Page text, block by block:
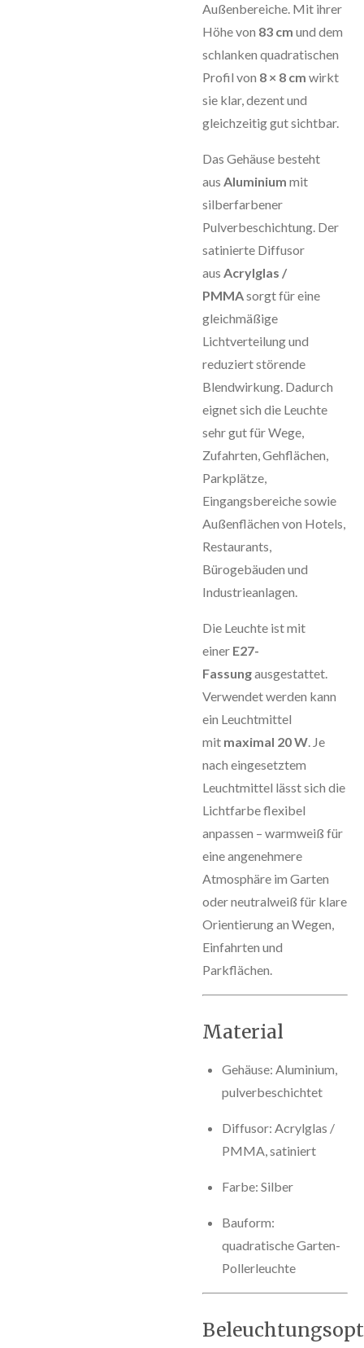
Außenbereiche. Mit ihrer
Höhe von 83 cm und dem
schlanken quadratischen
Profil von 8 × 8 cm wirkt
sie klar, dezent und
gleichzeitig gut sichtbar.
Das Gehäuse besteht
aus Aluminium mit
silberfarbener
Pulverbeschichtung. Der
satinierte Diffusor
aus Acrylglas /
PMMAsorgt für eine
gleichmäßige
Lichtverteilung und
reduziert störende
Blendwirkung. Dadurch
eignet sich die Leuchte
sehr gut für Wege,
Zufahrten, Gehflächen,
Parkplätze,
Eingangsbereiche sowie
Außenflächen von Hotels,
Restaurants,
Bürogebäuden und
Industrieanlagen.
Die Leuchte ist mit
einer E27-
Fassungausgestattet.
Verwendet werden kann
ein Leuchtmittel
mit maximal 20 W. Je
nach eingesetztem
Leuchtmittel lässt sich die
Lichtfarbe flexibel
anpassen – warmweiß für
eine angenehmere
Atmosphäre im Garten
oder neutralweiß für klare
Orientierung an Wegen,
Einfahrten und
Parkflächen.
Material
Gehäuse: Aluminium,
pulverbeschichtet
Diffusor: Acrylglas /
PMMA, satiniert
Farbe: Silber
Bauform:
quadratische Garten-
Pollerleuchte